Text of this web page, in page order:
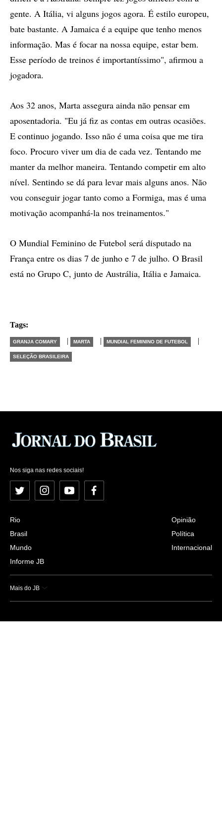
gente. A Itália, vi alguns jogos agora. É estilo europeu,
bate bastante. A Jamaica é a equipe que tenho menos
informação. Mas é focar na nossa equipe, estar bem.
Esse período de treinos é importantíssimo", afirmou a
jogadora.
Aos 32 anos, Marta assegura ainda não pensar em
aposentadoria. "Eu já fiz as contas em outras ocasiões.
E continuo jogando. Isso não é uma coisa que me tira
foco. Procuro viver um dia de cada vez. Tentando me
manter da melhor maneira. Tentando competir em alto
nível. Sentindo se dá para levar mais alguns anos. Não
vou conseguir jogar tanto como a Formiga, mas é uma
motivação acompanhá-la nos treinamentos."
O Mundial Feminino de Futebol será disputado na
França entre os dias 7 de junho e 7 de julho. O Brasil
está no Grupo C, junto de Austrália, Itália e Jamaica.
Tags:
GRANJA COMARY | MARTA | MUNDIAL FEMININO DE FUTEBOL |
SELEÇÃO BRASILEIRA
Nos siga nas redes sociais!
Twitter InstagramYouTubeFacebook
Rio
Brasil
Mundo
Informe JB
Opinião
Política
Internacional
Mais do JB
Esportes